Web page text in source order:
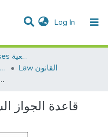
Log In (current)
Collections
Dissertations & Theses الرسائل الجامعية
AQU Master Theses الرسائل الجامعية الخاصة بجامعة القدس
Law القانون
قاعدة الجواز الشرعي
قاعدة الجواز